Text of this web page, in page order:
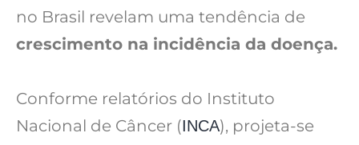
no Brasil revelam uma tendência de
crescimento na incidência da doença.
Conforme relatórios do Instituto
Nacional de Câncer (INCA), projeta-se